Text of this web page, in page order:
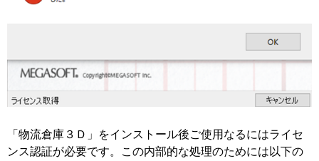
「物流倉庫３Ｄ」をインストール後ご使用なるにはライセ
ンス認証が必要です。この内部的な処理のためには以下の